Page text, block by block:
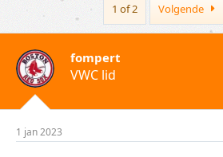
c
t
a
t
r
t
a
t
m
1 of 2 Volgende
fompert
VWC lid
1 jan 2023